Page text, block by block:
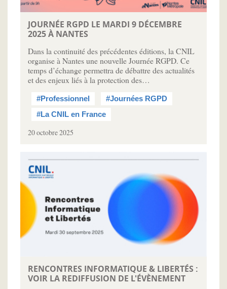
JOURNÉE RGPD LE MARDI 9 DÉCEMBRE
2025 À NANTES
Dans la continuité des précédentes éditions, la CNIL
organise à Nantes une nouvelle Journée RGPD. Ce
temps d’échange permettra de débattre des actualités
et des enjeux liés à la protection des…
#Professionnel
#Journées RGPD
#La CNIL en France
20 octobre 2025
RENCONTRES INFORMATIQUE & LIBERTÉS :
VOIR LA REDIFFUSION DE L'ÉVÈNEMENT